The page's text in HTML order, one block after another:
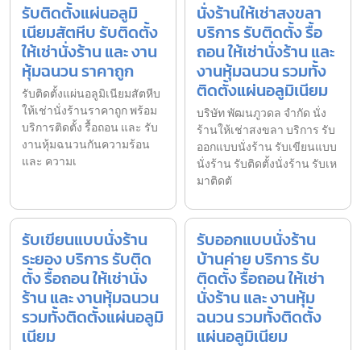
รับติดตั้งแผ่นอลูมิ
เนียมสัตหีบ รับติดตั้ง
ให้เช่านั่งร้าน และ งาน
หุ้มฉนวน ราคาถูก
รับติดตั้งแผ่นอลูมิเนียมสัตหีบ
ให้เช่านั่งร้านราคาถูก พร้อม
บริการติดตั้ง รื้อถอน และ รับ
งานหุ้มฉนวนกันความร้อน
และ ความเ
นั่งร้านให้เช่าสงขลา
บริการ รับติดตั้ง รื้อ
ถอน ให้เช่านั่งร้าน และ
งานหุ้มฉนวน รวมทั้ง
ติดตั้งแผ่นอลูมิเนียม
บริษัท พัฒนภูวดล จำกัด นั่ง
ร้านให้เช่าสงขลา บริการ รับ
ออกแบบนั่งร้าน รับเขียนแบบ
นั่งร้าน รับติดตั้งนั่งร้าน รับเห
มาติดตั
รับเขียนแบบนั่งร้าน
ระยอง บริการ รับติด
ตั้ง รื้อถอน ให้เช่านั่ง
ร้าน และ งานหุ้มฉนวน
รวมทั้งติดตั้งแผ่นอลูมิ
เนียม
รับออกแบบนั่งร้าน
บ้านค่าย บริการ รับ
ติดตั้ง รื้อถอน ให้เช่า
นั่งร้าน และ งานหุ้ม
ฉนวน รวมทั้งติดตั้ง
แผ่นอลูมิเนียม